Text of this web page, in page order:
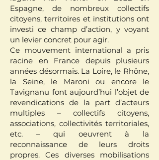
Espagne, de nombreux collectifs
citoyens, territoires et institutions ont
investi ce champ d’action, y voyant
un levier concret pour agir.
Ce mouvement international a pris
racine en France depuis plusieurs
années désormais. La Loire, le Rhône,
la Seine, le Maroni ou encore le
Tavignanu font aujourd’hui l’objet de
revendications de la part d’acteurs
multiples – collectifs citoyens,
associations, collectivités territoriales,
etc. – qui oeuvrent à la
reconnaissance de leurs droits
propres. Ces diverses mobilisations